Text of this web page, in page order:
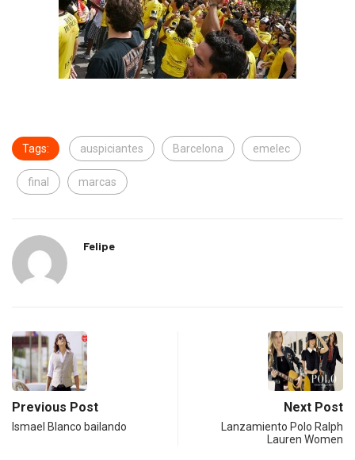
Tags: auspiciantes Barcelona emelec
final marcas
Felipe
Previous Post
Ismael Blanco bailando
Next Post
Lanzamiento Polo Ralph
Lauren Women